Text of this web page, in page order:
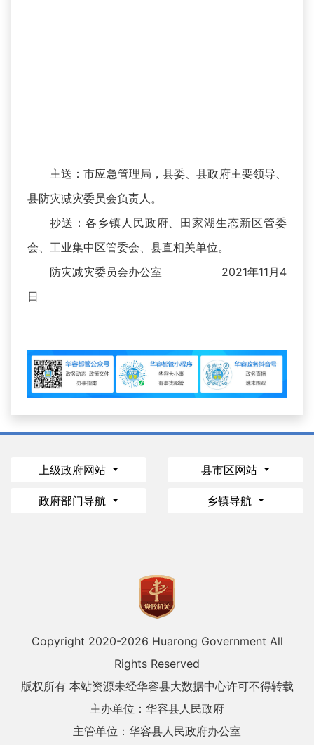
主送：市应急管理局，县委、县政府主要领导、
县防灾减灾委员会负责人。
抄送：各乡镇人民政府、田家湖生态新区管委
会、工业集中区管委会、县直相关单位。
防灾减灾委员会办公室 2021年11月4
日
上级政府网站 县市区网站
政府部门导航 乡镇导航
Copyright 2020-2026 Huarong Government All
Rights Reserved
版权所有 本站资源未经华容县大数据中心许可不得转载
主办单位：华容县人民政府
主管单位：华容县人民政府办公室